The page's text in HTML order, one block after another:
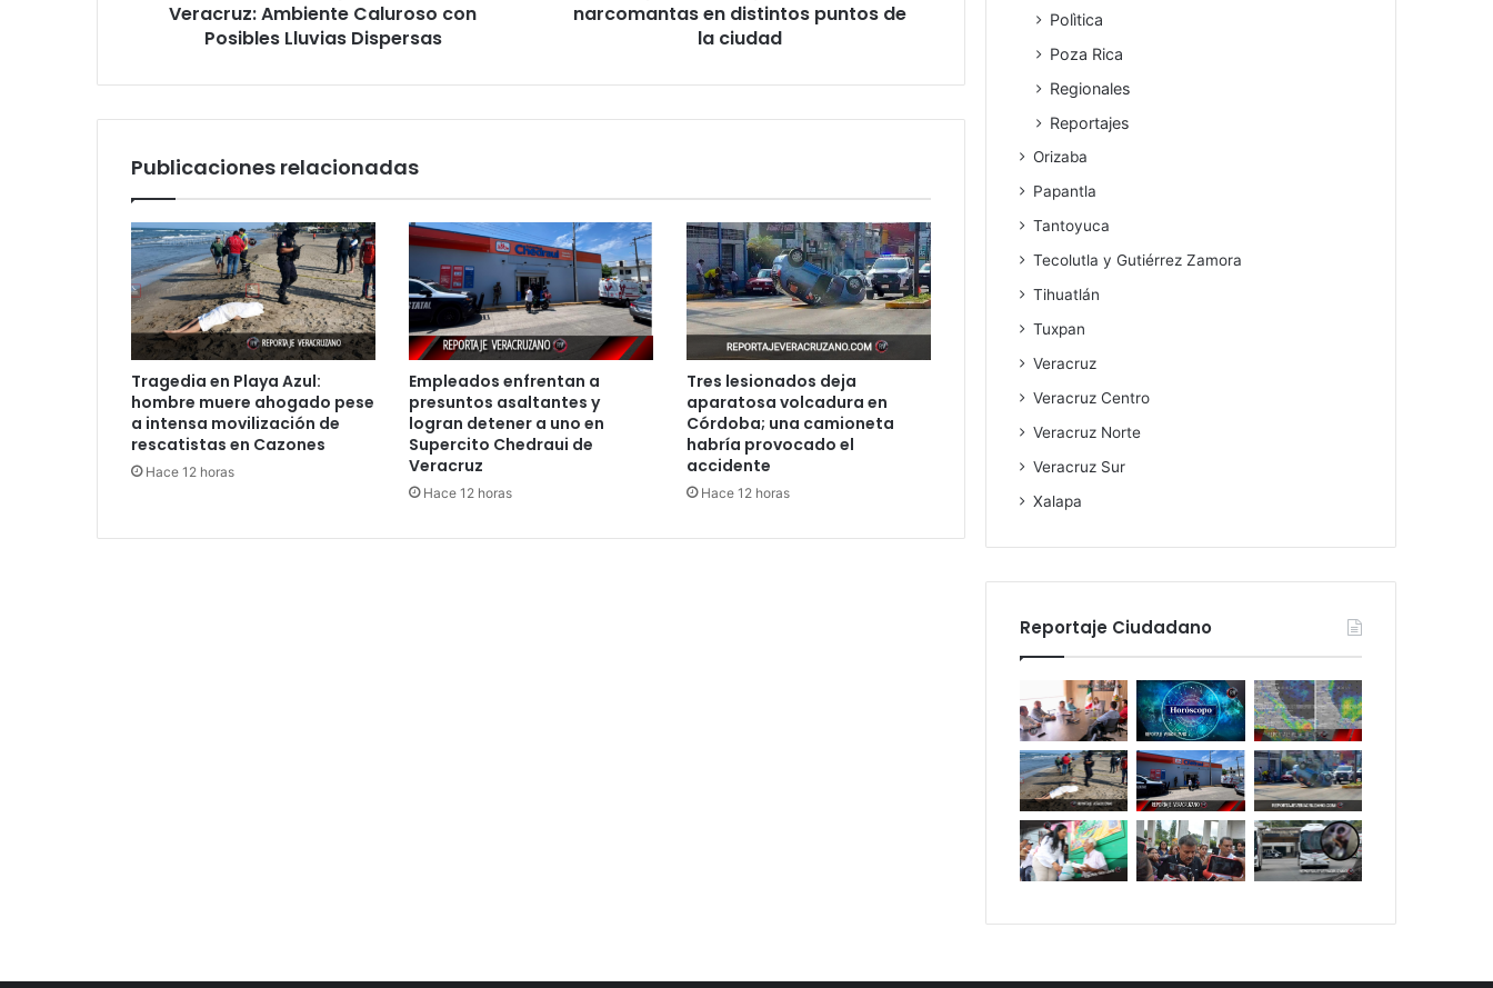
Posibles
Dispersas
Veracruz: Ambiente Caluroso con
Posibles Lluvias Dispersas
puntosnarcomantas en distintos puntos de
la ciudad
Publicaciones relacionadas
Tragedia en Playa Azul:
hombre muere ahogado pese
a intensa movilización de
rescatistas en Cazones
Hace 12 horas
Empleados enfrentan a
presuntos asaltantes y
logran detener a uno en
Supercito Chedraui de
Veracruz
Hace 12 horas
Tres lesionados deja
aparatosa volcadura en
Córdoba; una camioneta
habría provocado el
accidente
Hace 12 horas
Polìtica
Poza Rica
Regionales
Reportajes
Orizaba
Papantla
Tantoyuca
Tecolutla y Gutiérrez Zamora
Tihuatlán
Tuxpan
Veracruz
Veracruz Centro
Veracruz Norte
Veracruz Sur
Xalapa
Reportaje Ciudadano